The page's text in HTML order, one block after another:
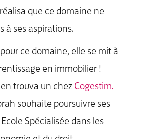
que ce domaine ne
à ses aspirations.
ce domaine, elle se mit à
en immobilier !
trouva un chez Cogestim.
souhaite poursuivre ses
Spécialisée dans les